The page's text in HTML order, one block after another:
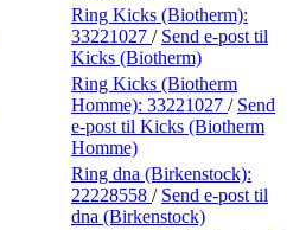
Ring Kicks (Biotherm):
33221027 / Send e-post til
Kicks (Biotherm)
Ring Kicks (Biotherm
Homme): 33221027 / Send
e-post til Kicks (Biotherm
Homme)
Ring dna (Birkenstock):
22228558 / Send e-post til
dna (Birkenstock)